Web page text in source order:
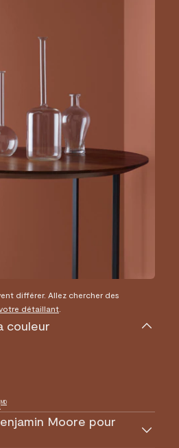
différer. Allez chercher des
détaillant
couleur
MD
Moore pour